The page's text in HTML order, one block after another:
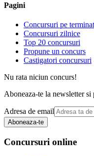
Pagini
Concursuri pe
Concursuri zilnice
Top 20 concursuri
Propune un concurs
Castigatori concursuri
Nu rata niciun concurs!
Aboneaza-te la newsletter
Adresa de email
Aboneaza-te
Concursuri online